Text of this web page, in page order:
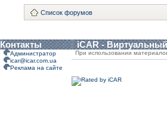
Список форумов
Контакты iCAR -
Администратор
icar@icar.com.ua
Реклама на сайте
При использовании